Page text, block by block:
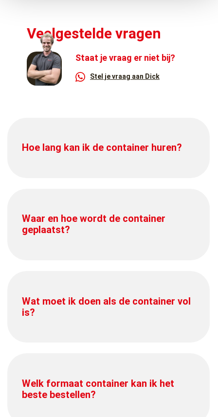
Veelgestelde vragen
Staat je vraag er niet bij?
Stel je vraag aan Dick
Hoe lang kan ik de container huren?
Waar en hoe wordt de container
geplaatst?
Wat moet ik doen als de container vol
is?
Welk formaat container kan ik het
beste bestellen?